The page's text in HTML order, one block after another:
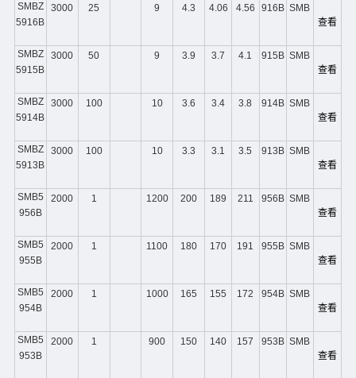
SMBZ
5916B
3000 25 9 4.3 4.06 4.56 916B SMB
查看
SMBZ
5915B
3000 50 9 3.9 3.7 4.1 915B SMB
查看
SMBZ
5914B
3000 100 10 3.6 3.4 3.8 914B SMB
查看
SMBZ
5913B
3000 100 10 3.3 3.1 3.5 913B SMB
查看
SMB5
956B
2000 1 1200 200 189 211 956B SMB
查看
SMB5
955B
2000 1 1100 180 170 191 955B SMB
查看
SMB5
954B
2000 1 1000 165 155 172 954B SMB
查看
SMB5
953B
2000 1 900 150 140 157 953B SMB
查看